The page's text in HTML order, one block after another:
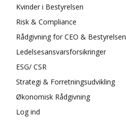
Kvinder i Bestyrelsen
Risk & Compliance
Rådgivning for CEO & Bestyrelsen
Ledelsesansvarsforsikringer
ESG/ CSR
Strategi & Forretningsudvikling
Økonomisk Rådgivning
Log ind